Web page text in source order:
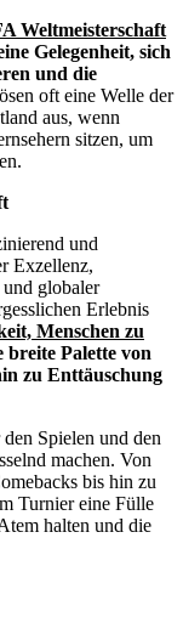
Weltmeisterschaft
Gelegenheit, sich
und die
oft eine Welle der
aus, wenn
sitzen, um
und
Exzellenz,
globaler
Erlebnis
Menschen zu
breite Palette von
zu Enttäuschung
Spielen und den
machen. Von
bis hin zu
Turnier eine Fülle
halten und die